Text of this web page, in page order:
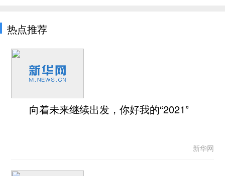
热点推荐
向着未来继续出发，你好我的“2021”
新华网